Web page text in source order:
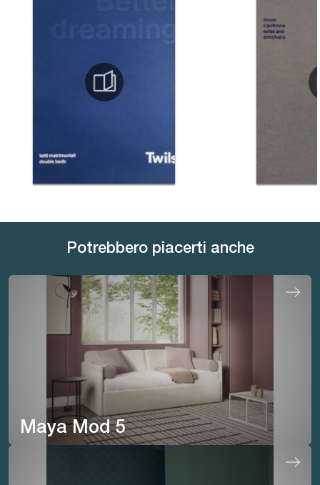
Potrebbero piacerti anche
Maya Mod 5